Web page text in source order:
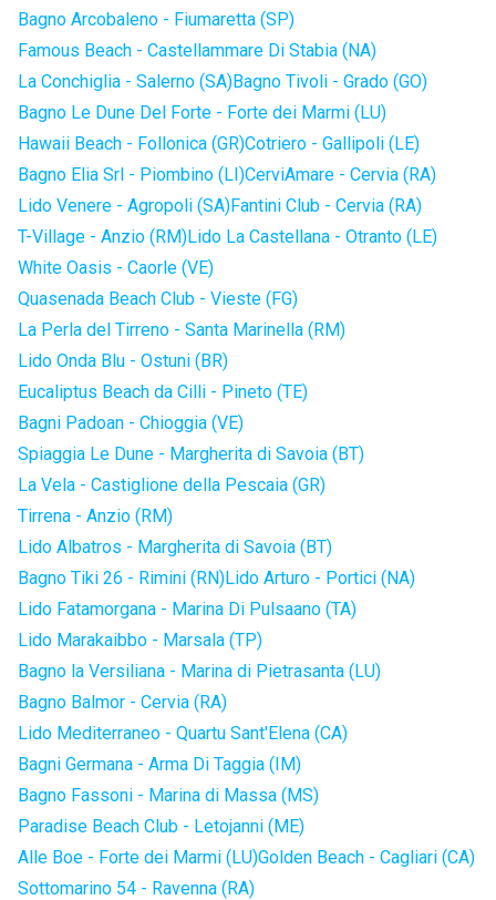
Bagno Arcobaleno - Fiumaretta (SP)
Famous Beach - Castellammare Di Stabia (NA)
La Conchiglia - Salerno (SA)Bagno Tivoli - Grado (GO)
Bagno Le Dune Del Forte - Forte dei Marmi (LU)
Hawaii Beach - Follonica (GR)Cotriero - Gallipoli (LE)
Bagno Elia Srl - Piombino (LI)CerviAmare - Cervia (RA)
Lido Venere - Agropoli (SA)Fantini Club - Cervia (RA)
T-Village - Anzio (RM)Lido La Castellana - Otranto (LE)
White Oasis - Caorle (VE)
Quasenada Beach Club - Vieste (FG)
La Perla del Tirreno - Santa Marinella (RM)
Lido Onda Blu - Ostuni (BR)
Eucaliptus Beach da Cilli - Pineto (TE)
Bagni Padoan - Chioggia (VE)
Spiaggia Le Dune - Margherita di Savoia (BT)
La Vela - Castiglione della Pescaia (GR)
Tirrena - Anzio (RM)
Lido Albatros - Margherita di Savoia (BT)
Bagno Tiki 26 - Rimini (RN)Lido Arturo - Portici (NA)
Lido Fatamorgana - Marina Di Pulsaano (TA)
Lido Marakaibbo - Marsala (TP)
Bagno la Versiliana - Marina di Pietrasanta (LU)
Bagno Balmor - Cervia (RA)
Lido Mediterraneo - Quartu Sant'Elena (CA)
Bagni Germana - Arma Di Taggia (IM)
Bagno Fassoni - Marina di Massa (MS)
Paradise Beach Club - Letojanni (ME)
Alle Boe - Forte dei Marmi (LU)Golden Beach - Cagliari (CA)
Sottomarino 54 - Ravenna (RA)